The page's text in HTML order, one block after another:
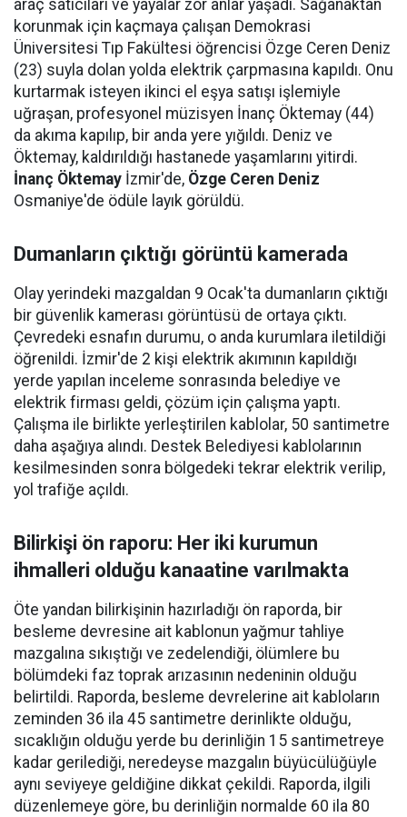
araç satıcıları ve yayalar zor anlar yaşadı. Sağanaktan
korunmak için kaçmaya çalışan Demokrasi
Üniversitesi Tıp Fakültesi öğrencisi Özge Ceren Deniz
(23) suyla dolan yolda elektrik çarpmasına kapıldı. Onu
kurtarmak isteyen ikinci el eşya satışı işlemiyle
uğraşan, profesyonel müzisyen İnanç Öktemay (44)
da akıma kapılıp, bir anda yere yığıldı. Deniz ve
Öktemay, kaldırıldığı hastanede yaşamlarını yitirdi.
İnanç Öktemay İzmir'de, Özge Ceren Deniz
Osmaniye'de ödüle layık görüldü.
Dumanların çıktığı görüntü kamerada
Olay yerindeki mazgaldan 9 Ocak'ta dumanların çıktığı
bir güvenlik kamerası görüntüsü de ortaya çıktı.
Çevredeki esnafın durumu, o anda kurumlara iletildiği
öğrenildi. İzmir'de 2 kişi elektrik akımının kapıldığı
yerde yapılan inceleme sonrasında belediye ve
elektrik firması geldi, çözüm için çalışma yaptı.
Çalışma ile birlikte yerleştirilen kablolar, 50 santimetre
daha aşağıya alındı. Destek Belediyesi kablolarının
kesilmesinden sonra bölgedeki tekrar elektrik verilip,
yol trafiğe açıldı.
Bilirkişi ön raporu: Her iki kurumun
ihmalleri olduğu kanaatine varılmakta
Öte yandan bilirkişinin hazırladığı ön raporda, bir
besleme devresine ait kablonun yağmur tahliye
mazgalına sıkıştığı ve zedelendiği, ölümlere bu
bölümdeki faz toprak arızasının nedeninin olduğu
belirtildi. Raporda, besleme devrelerine ait kabloların
zeminden 36 ila 45 santimetre derinlikte olduğu,
sıcaklığın olduğu yerde bu derinliğin 15 santimetreye
kadar gerilediği, neredeyse mazgalın büyücülüğüyle
aynı seviyeye geldiğine dikkat çekildi. Raporda, ilgili
düzenlemeye göre, bu derinliğin normalde 60 ila 80